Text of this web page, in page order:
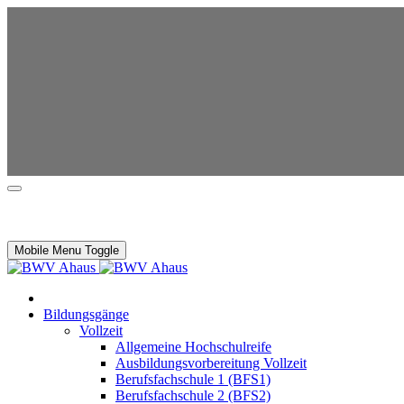
Mobile Menu Toggle
Bildungsgänge
Vollzeit
Allgemeine Hochschulreife
Ausbildungsvorbereitung Vollzeit
Berufsfachschule 1 (BFS1)
Berufsfachschule 2 (BFS2)